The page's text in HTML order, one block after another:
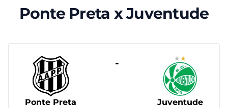
Ponte Preta x Juventude
Ponte Preta
-
Juventude